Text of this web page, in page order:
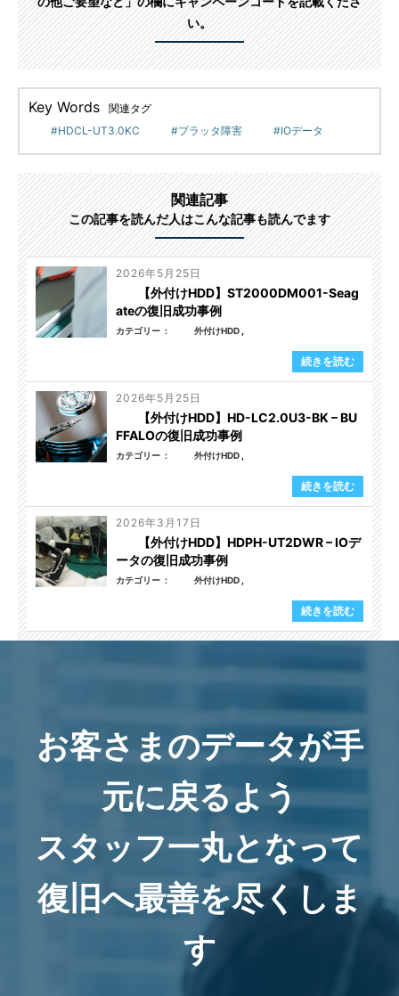
い。
Key Words
関連タグ
HDCL-UT3.0KC
プラッタ障害 IOデータ
関連記事
この記事を読んだ人はこんな記事も読んでます
2026年5月25日
【外付けHDD】ST2000DM001-Seag
ateの復旧成功事例
カテゴリー 外付けHDD
続きを読む
2026年5月25日
【外付けHDD】HD-LC2.0U3-BK – BU
FFALOの復旧成功事例
カテゴリー 外付けHDD
続きを読む
2026年3月17日
【外付けHDD】HDPH-UT2DWR – IOデ
ータの復旧成功事例
カテゴリー 外付けHDD
続きを読む
お客さまのデータが手
元に戻るよう
スタッフ一丸となって
復旧へ最善を尽くしま
す